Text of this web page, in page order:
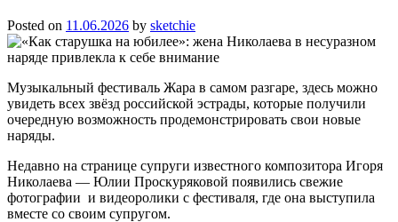
Posted on 11.06.2026 by sketchie
Музыкальный фестиваль Жара в самом разгаре, здесь можно
увидеть всех звёзд российской эстрады, которые получили
очередную возможность продемонстрировать свои новые
наряды.
Недавно на странице супруги известного композитора Игоря
Николаева — Юлии Проскуряковой появились свежие
фотографии и видеоролики с фестиваля, где она выступила
вместе со своим супругом.